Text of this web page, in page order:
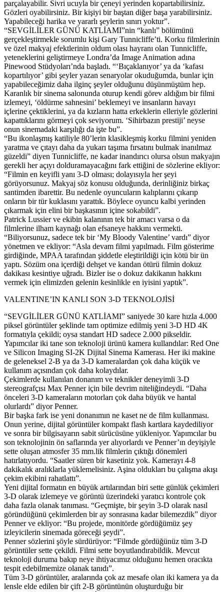
parçalayabilir. Sivri ucuyla bir çeneyi yerinden kopartabilirsiniz.
Gözleri oyabilirsiniz. Bir kişiyi bir baştan diğer başa yarabilirsiniz.
Yapabileceği harika ve yararlı şeylerin sınırı yoktur”.
“SEVGİLİLER GÜNÜ KATLİAMI”nin “kanlı” bölümünü
gerçekleştirmekle sorumlu kişi Gary Tunnicliffe’ti. Korku filmlerinin
ve özel makyaj efektlerinin oldum olası hayranı olan Tunnicliffe,
yeteneklerini geliştirmeye Londra’da Image Animation adına
Pinewood Stüdyoları’nda başladı. “‘Bıçaklanıyor’ ya da ‘kafası
kopartılıyor’ gibi şeyler yazan senaryolar okuduğumda, bunlar için
yapabileceğimiz daha ilginç şeyler olduğunu düşünmüştüm hep.
Karanlık bir sinema salonunda oturup kendi görev aldığım bir filmi
izlemeyi, ‘öldürme sahnesini’ beklemeyi ve insanların havayı
içlerine çektiklerini, ya da kızların hatta erkeklerin elleriyle gözlerini
kapattıklarını görmeyi çok seviyorum. ‘Sihirbazın prestiji’ neyse
onun sinemadaki karşılığı da işte bu”.
“Bu ikonlaşmış katiliyle 80’lerin klasikleşmiş korku filmini yeniden
yaratma ve çıtayı daha da yukarı taşıma fırsatını bulmak inanılmaz
güzeldi” diyen Tunnicliffe, ne kadar inandırıcı olursa olsun makyajın
gerekli her açıyı dolduramayacağını fark ettiğini de sözlerine ekliyor:
“Filmin en keyifli yanı 3-D olması; dolayısıyla her şeyi
görüyorsunuz. Makyaj söz konusu olduğunda, derinliğiniz birkaç
santimden ibarettir. Bu nedenle oyuncuların kalıplarını çıkarıp
onların bir tür kuklasını yarattık. Böylece oyuncu kalbi yerinden
çıkarmak için elini bir başkasının içine sokabildi”.
Patrick Lussier ve ekibin kalanının tek bir amacı varsa o da
filmlerine ilham kaynağı olan efsaneye hakkını vermekti.
“Biliyorsunuz, sadece tek bir ‘My Bloody Valentine’ vardı” diyor
yönetmen ve ekliyor: “Asla devam filmi yapılmadı. Film gösterime
girdiğinde, MPAA tarafından şiddetle eleştirildiği için kötü bir ün
yaptı. Sözüm ona içerdiği dehşet ve kandan ötürü filmin dokuz
dakikası kesintiye uğradı. Bizler ise o dokuz dakikanın hakkını
vermek için elimizden gelenin kesinlikle en iyisini yaptık”.
VALENTINE’IN KANLI SON 3-D TEKNOLOJİSİ
“SEVGİLİLER GÜNÜ KATLİAMI” saniyede 30 kare hızla 4.000
piksel görüntüler şeklinde tam optimize edilmiş yeni 3-D HD 4K
formatıyla çekildi; oysa standart HD sadece 2.000 pikseldir.
Yapımcılar iki tane son teknoloji ürünü kamera kullandılar: Red One
ve Silicon Imaging SI-2K Dijital Sinema Kamerası. Her iki makine
de geleneksel 2-B ya da 3-D kameralardan çok daha küçük ve
kullanım açısından çok daha kolaydılar.
Çekimlerde kullanılan donanım ve teknikler deneyimli 3-D
stereografçısı Max Penner için bile devrim niteliğindeydi. “Daha
önceleri 3-D kameraların motorları çok daha büyük ve hantal
olurlardı” diyor Penner.
Bir başka fark ise yeni donanımın ne kaset ne de film kullanması.
Onun yerine, dijital görüntüler kompakt flash kartlara kaydediliyor
ve sonra bir bilgisayarın sabit sürücüsüne yükleniyor. Yapımcılar bu
son teknolojinin ön saflarında yer alıyorlardı ve Penner’ın deyişiyle
sette oluşan atmosfer 35 mm.lik filmlerin çıktığı dönemleri
hatırlatıyordu. “Saatler süren bir kasetiniz yok. Kamerayı 4-8
dakikalık aralıklarla yüklemelisiniz. Aşina oldukları bu çalışma akışı
çekim ekibini rahatlattı”.
Yeni dijital formatın en büyük artılarından biri sette günlük çekimleri
3-D olarak izlemeye ve görüntü üzerindeki yaratıcı kontrole çok
daha fazla olanak tanıması. “Geçmişte, bir şeyin 3-D olarak nasıl
göründüğünü çekimlerden bir ay sonrasına kadar bilemezdik” diyor
Penner ve ekliyor: “Bu projede, monitörde gördüğümüz şey
izleyicilerin sinemada göreceği şeydi”.
Penner sözlerini şöyle sürdürüyor: “Filmde gördüğünüz tüm 3-D
görüntüler sette çekildi. Filmi sette boyutlandırabildik. Mevcut
teknoloji duruma bakıp neye ihtiyacımız olduğunu hemen oracıkta
tespit edebilmemize olanak tanıdı”.
Tüm 3-D görüntüler, aralarında çok az mesafe olan iki kamera ya da
lensle elde edilen bir çift 2-B görüntünün oluşturduğu bir